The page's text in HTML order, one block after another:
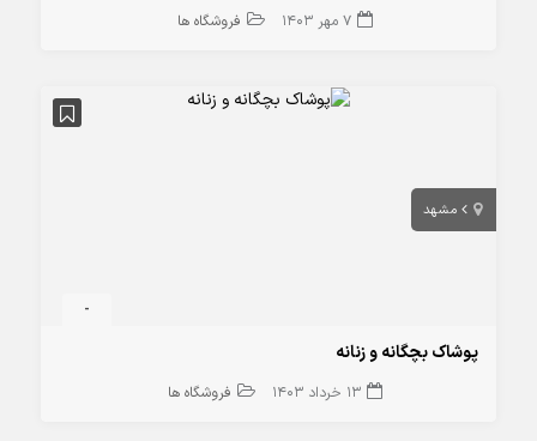
7 مهر 1403 فروشگاه ها
مشهد
-
پوشاک بچگانه و زنانه
13 خرداد 1403 فروشگاه ها